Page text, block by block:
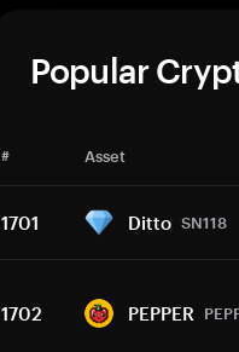
Popular
# Asset
1701 Ditto SN118
1702 PEPPER